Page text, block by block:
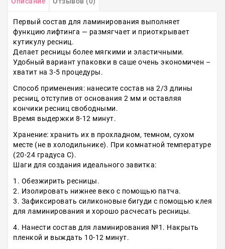
Первый состав для ламинирования выполняет
функцию лифтинга — размягчает и приоткрывает
кутикулу ресниц.
Делает ресницы более мягкими и эластичными.
Удобный вариант упаковки в саше очень экономичен –
хватит на 3-5 процедуры.
Способ применения: нанесите состав на 2/3 длины
ресниц, отступив от основания 2 мм и оставляя
кончики ресниц свободными.
Время выдержки 8-12 минут.
Хранение: хранить их в прохладном, темном, сухом
месте (не в холодильнике). При комнатной температуре
(20-24 градуса С).
Шаги для создания идеального завитка:
1. Обезжирить ресницы.
2. Изолировать нижнее веко с помощью патча.
3. Зафиксировать силиконовые бигуди с помощью клея
для ламинирования и хорошо расчесать ресницы.
4. Нанести состав для ламинирования №1. Накрыть
пленкой и выждать 10-12 минут.